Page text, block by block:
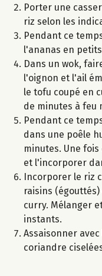
Porter une
riz selon les
Pendant ce
l'ananas en
Dans un wok,
l'oignon et l'ail
le tofu coupé en
de minutes à feu
Pendant ce
dans une poêle
minutes. Une
et l'incorporer
Incorporer le riz
raisins
curry. Mélanger
instants.
Assaisonner
coriandre